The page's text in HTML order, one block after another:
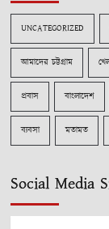
UNCATEGORIZED
আমাদের চট্টগ্রাম
প্রবাস বাংলাদেশ
ব্যবসা মতামত
Social Media